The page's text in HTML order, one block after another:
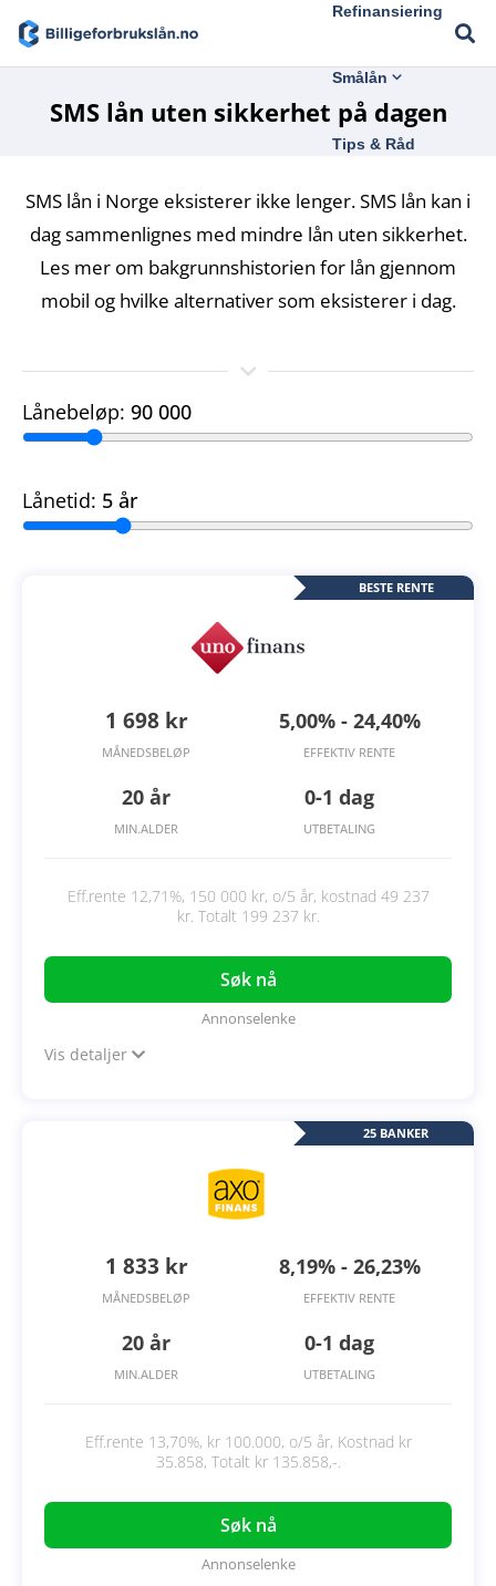
Refinansiering
Smålån
Tips & Råd
SMS lån uten sikkerhet på dagen
SMS lån i Norge eksisterer ikke lenger. SMS lån kan i
dag sammenlignes med mindre lån uten sikkerhet.
Les mer om bakgrunnshistorien for lån gjennom
mobil og hvilke alternativer som eksisterer i dag.
Lånebeløp: 90 000
Lånetid: 5 år
BESTE RENTE
1 698 kr
MÅNEDSBELØP
5,00% - 24,40%
EFFEKTIV RENTE
20 år
MIN.ALDER
0-1 dag
UTBETALING
Eff.rente 12,71%, 150 000 kr, o/5 år, kostnad 49 237
kr. Totalt 199 237 kr.
Søk nå
Annonselenke
Vis detaljer
25 BANKER
1 833 kr
MÅNEDSBELØP
8,19% - 26,23%
EFFEKTIV RENTE
20 år
MIN.ALDER
0-1 dag
UTBETALING
Eff.rente 13,70%, kr 100.000, o/5 år, Kostnad kr
35.858, Totalt kr 135.858,-.
Søk nå
Annonselenke